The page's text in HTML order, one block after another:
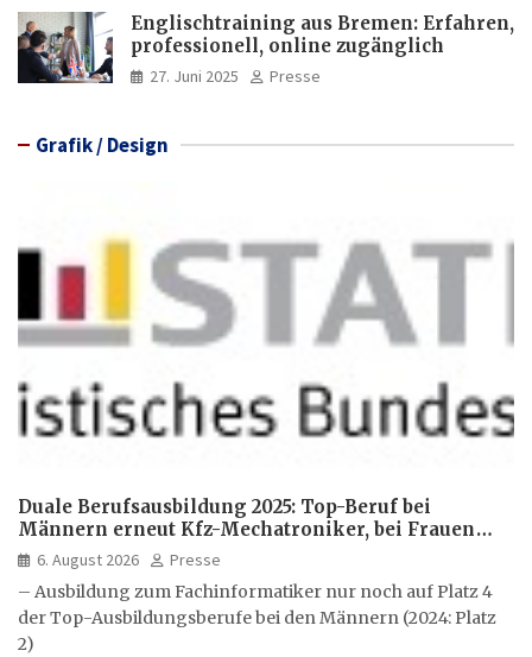
Englischtraining aus Bremen: Erfahren,
professionell, online zugänglich
27. Juni 2025 Presse
Grafik / Design
Duale Berufsausbildung 2025: Top-Beruf bei
Männern erneut Kfz-Mechatroniker, bei Frauen
medizinische Fachangestellte
6. August 2026
Presse
– Ausbildung zum Fachinformatiker nur noch auf Platz 4
der Top-Ausbildungsberufe bei den Männern (2024: Platz
2)